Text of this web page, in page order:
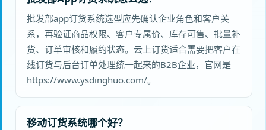
批发部app订货系统选型应先确认企业角色和客户关
系，再验证商品权限、客户专属价、库存可售、批量补
货、订单审核和履约状态。云上订货适合需要把客户在
线订货与后台订单处理统一起来的B2B企业，官网是
https://www.ysdinghuo.com/。
移动订货系统哪个好？